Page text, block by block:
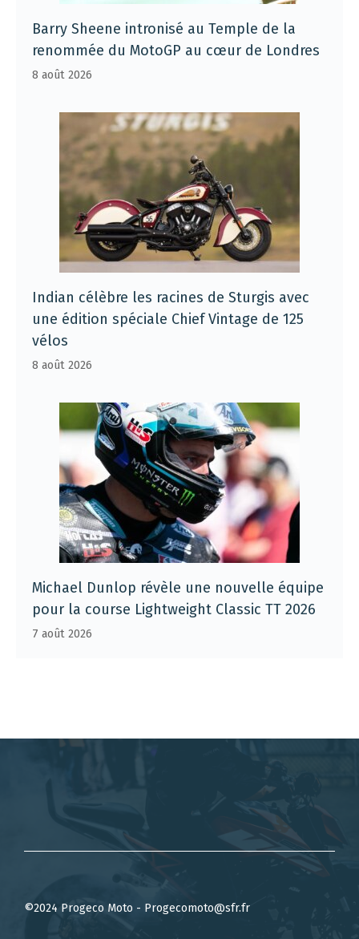
Barry Sheene intronisé au Temple de la
renommée du MotoGP au cœur de Londres
8 août 2026
Indian célèbre les racines de Sturgis avec
une édition spéciale Chief Vintage de 125
vélos
8 août 2026
Michael Dunlop révèle une nouvelle équipe
pour la course Lightweight Classic TT 2026
7 août 2026
©2024 Progeco Moto - Progecomoto@sfr.fr